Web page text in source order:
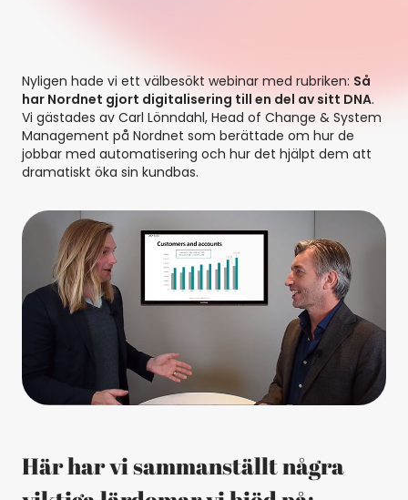
Nyligen hade vi ett välbesökt webinar med rubriken: Så
har Nordnet gjort digitalisering till en del av sitt DNA.
Vi gästades av Carl Lönndahl, Head of Change & System
Management på Nordnet som berättade om hur de
jobbar med automatisering och hur det hjälpt dem att
dramatiskt öka sin kundbas.
Här har vi sammanställt några